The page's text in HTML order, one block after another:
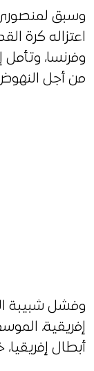
وسبق
اعتزاله كرة
وفرنسا، وتأمل
من أجل
وفشل شبيبة
إفريقية،
أبطال